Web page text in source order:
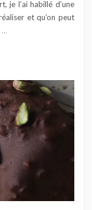
je l’ai habillé d’une
et qu’on peut
…